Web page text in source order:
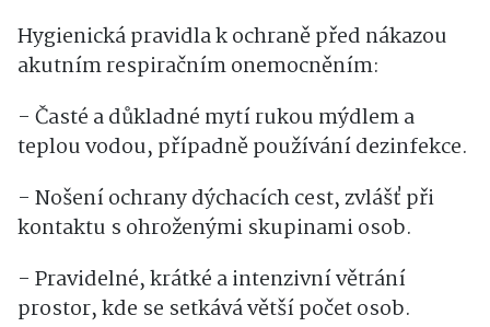
Hygienická pravidla k ochraně před nákazou
akutním respiračním onemocněním:
- Časté a důkladné mytí rukou mýdlem a
teplou vodou, případně používání dezinfekce.
- Nošení ochrany dýchacích cest, zvlášť při
kontaktu s ohroženými skupinami osob.
- Pravidelné, krátké a intenzivní větrání
prostor, kde se setkává větší počet osob.